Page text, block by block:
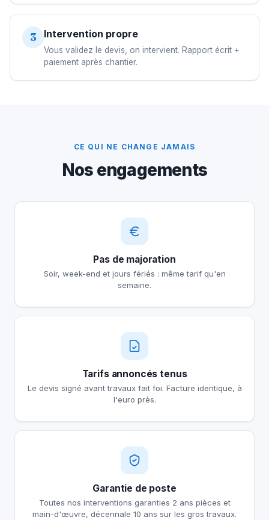
3 Intervention propre
Vous validez le devis, on intervient. Rapport écrit +
paiement après chantier.
CE QUI NE CHANGE JAMAIS
Nos engagements
Pas de majoration
Soir, week-end et jours fériés : même tarif qu'en
semaine.
Tarifs annoncés tenus
Le devis signé avant travaux fait foi. Facture identique, à
l'euro près.
Garantie de poste
Toutes nos interventions garanties 2 ans pièces et
main-d'œuvre, décennale 10 ans sur les gros travaux.